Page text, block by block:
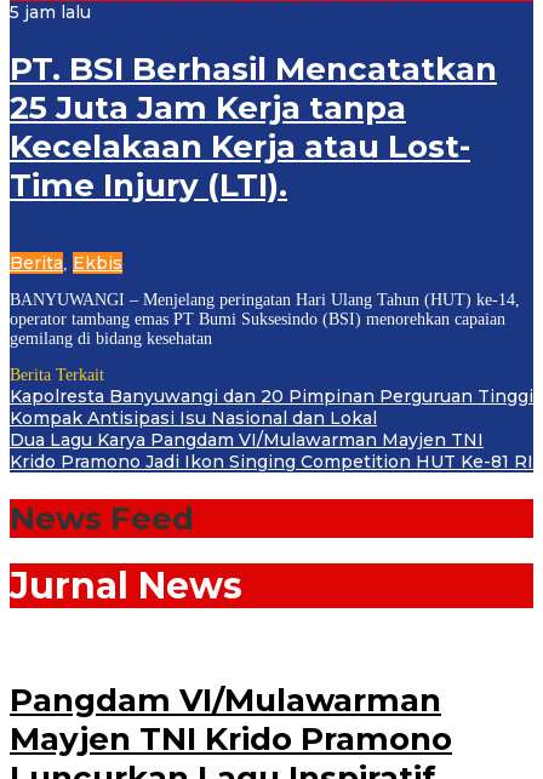
5 jam lalu
PT. BSI Berhasil Mencatatkan
25 Juta Jam Kerja tanpa
Kecelakaan Kerja atau Lost-
Time Injury (LTI).
Berita, Ekbis
BANYUWANGI – Menjelang peringatan Hari Ulang Tahun (HUT) ke-14,
operator tambang emas PT Bumi Suksesindo (BSI) menorehkan capaian
gemilang di bidang kesehatan
Berita Terkait
Kapolresta Banyuwangi dan 20 Pimpinan Perguruan Tinggi
Kompak Antisipasi Isu Nasional dan Lokal
Dua Lagu Karya Pangdam VI/Mulawarman Mayjen TNI
Krido Pramono Jadi Ikon Singing Competition HUT Ke-81 RI
News Feed
Jurnal News
Pangdam VI/Mulawarman
Mayjen TNI Krido Pramono